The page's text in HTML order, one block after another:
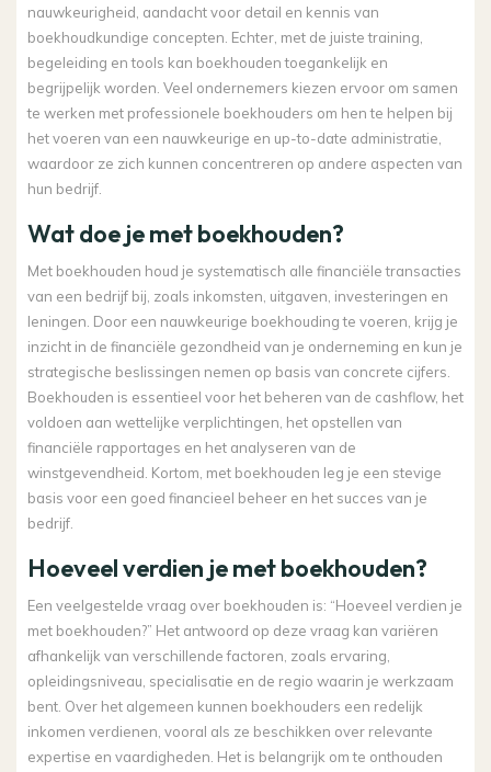
nauwkeurigheid, aandacht voor detail en kennis van
boekhoudkundige concepten. Echter, met de juiste training,
begeleiding en tools kan boekhouden toegankelijk en
begrijpelijk worden. Veel ondernemers kiezen ervoor om samen
te werken met professionele boekhouders om hen te helpen bij
het voeren van een nauwkeurige en up-to-date administratie,
waardoor ze zich kunnen concentreren op andere aspecten van
hun bedrijf.
Wat doe je met boekhouden?
Met boekhouden houd je systematisch alle financiële transacties
van een bedrijf bij, zoals inkomsten, uitgaven, investeringen en
leningen. Door een nauwkeurige boekhouding te voeren, krijg je
inzicht in de financiële gezondheid van je onderneming en kun je
strategische beslissingen nemen op basis van concrete cijfers.
Boekhouden is essentieel voor het beheren van de cashflow, het
voldoen aan wettelijke verplichtingen, het opstellen van
financiële rapportages en het analyseren van de
winstgevendheid. Kortom, met boekhouden leg je een stevige
basis voor een goed financieel beheer en het succes van je
bedrijf.
Hoeveel verdien je met boekhouden?
Een veelgestelde vraag over boekhouden is: “Hoeveel verdien je
met boekhouden?” Het antwoord op deze vraag kan variëren
afhankelijk van verschillende factoren, zoals ervaring,
opleidingsniveau, specialisatie en de regio waarin je werkzaam
bent. Over het algemeen kunnen boekhouders een redelijk
inkomen verdienen, vooral als ze beschikken over relevante
expertise en vaardigheden. Het is belangrijk om te onthouden